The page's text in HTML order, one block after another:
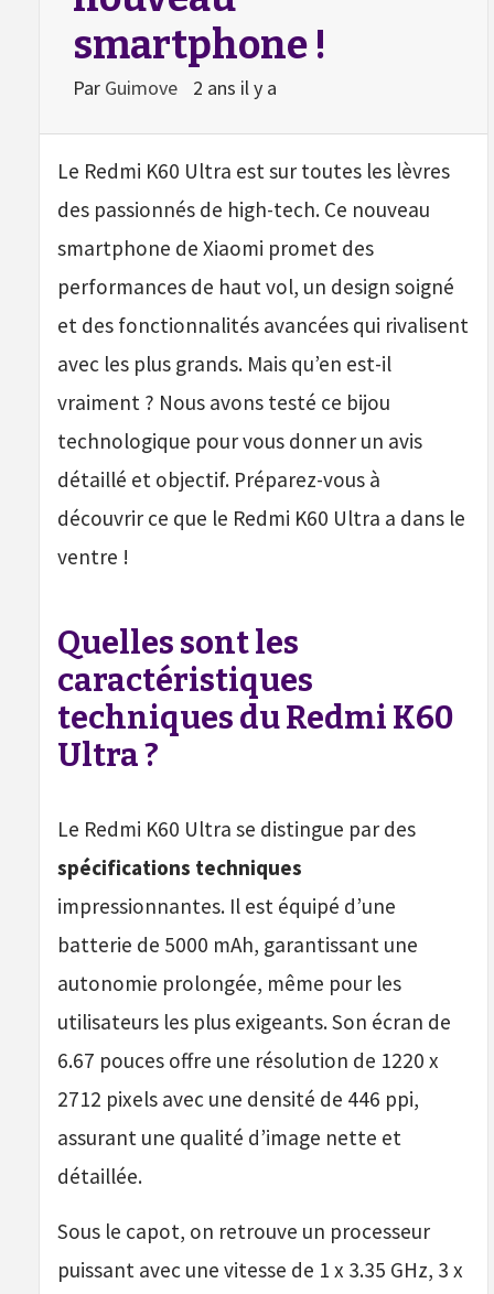
smartphone !
Par Guimove 2 ans il y a
Le Redmi K60 Ultra est sur toutes les lèvres
des passionnés de high-tech. Ce nouveau
smartphone de Xiaomi promet des
performances de haut vol, un design soigné
et des fonctionnalités avancées qui rivalisent
avec les plus grands. Mais qu’en est-il
vraiment ? Nous avons testé ce bijou
technologique pour vous donner un avis
détaillé et objectif. Préparez-vous à
découvrir ce que le Redmi K60 Ultra a dans le
ventre !
Quelles sont les
caractéristiques
techniques du Redmi K60
Ultra ?
Le Redmi K60 Ultra se distingue par des
spécifications techniques
impressionnantes. Il est équipé d’une
batterie de 5000 mAh, garantissant une
autonomie prolongée, même pour les
utilisateurs les plus exigeants. Son écran de
6.67 pouces offre une résolution de 1220 x
2712 pixels avec une densité de 446 ppi,
assurant une qualité d’image nette et
détaillée.
Sous le capot, on retrouve un processeur
puissant avec une vitesse de 1 x 3.35 GHz, 3 x